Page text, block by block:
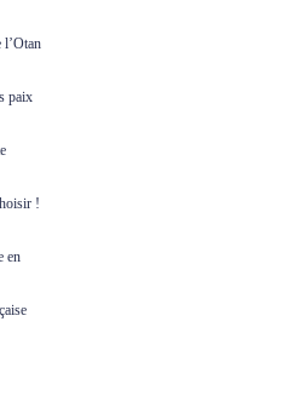
l’Otan
paix
!
en